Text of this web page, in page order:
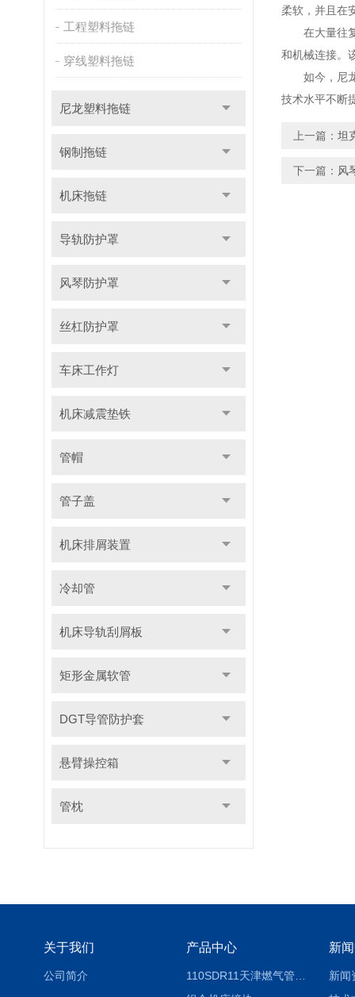
工程塑料拖链
穿线塑料拖链
尼龙塑料拖链
钢制拖链
机床拖链
导轨防护罩
风琴防护罩
丝杠防护罩
车床工作灯
机床减震垫铁
管帽
管子盖
机床排屑装置
冷却管
机床导轨刮屑板
矩形金属软管
DGT导管防护套
悬臂操控箱
管枕
柔软，并且在
在大量往复
和机械连接。
如今，尼龙
技术水平不断
上一篇： 坦
下一篇： 风
关于我们
公司简介
产品中心 新
新闻